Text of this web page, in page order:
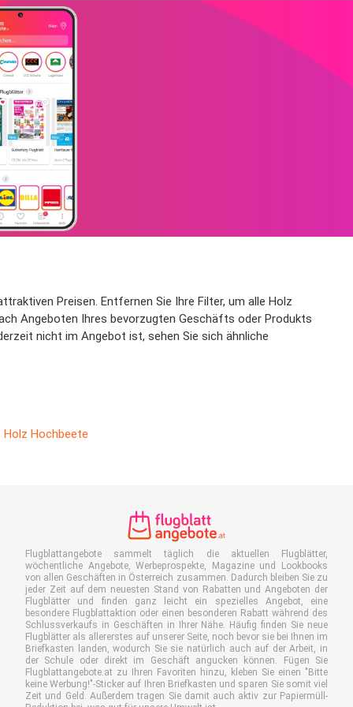
Preisen. Entfernen Sie Ihre Filter, um alle Holz
Angeboten Ihres bevorzugten Geschäfts oder Produkts
nicht im Angebot ist, sehen Sie sich ähnliche
Holz Hochbeete
Flugblattangebote sammelt täglich die aktuellen Flugblätter,
wöchentliche Angebote, Werbeprospekte, Magazine und Lookbooks
von allen Geschäften in Österreich zusammen. Dadurch bleiben Sie zu
jeder Zeit auf dem neuesten Stand von Rabatten und Angeboten der
Flugblätter und finden ganz leicht ein spezielles Angebot, eine
besondere Flugblattaktion oder einen besonderen Rabatt während des
Schlussverkaufs in Geschäften in Ihrer Nähe. Häufig finden Sie neue
Flugblätter als allererstes auf unserer Seite, noch bevor sie bei Ihnen im
Briefkasten landen, wodurch Sie sie natürlich auch auf der Arbeit, in
der Schule oder direkt im Geschäft angucken können. Fügen Sie
Flugblattangebote.at zu Ihren Favoriten hinzu, kleben Sie einen "Bitte
keine Werbung!"-Sticker auf Ihren Briefkasten und sparen Sie somit viel
Zeit und Geld. Außerdem tragen Sie damit auch aktiv zur Papiermüll-